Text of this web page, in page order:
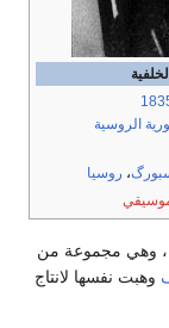
الروسية
، روسيا
، وهي مجموعة من
وهبت نفسها لانتاج